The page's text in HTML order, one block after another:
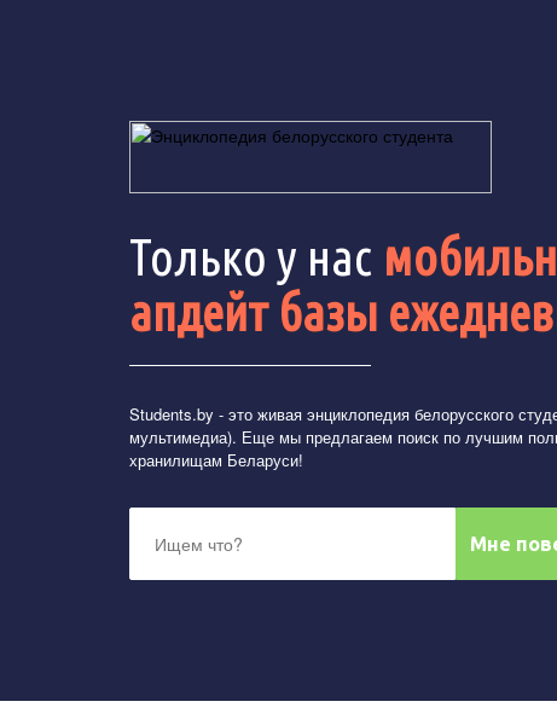
Только у нас
апдейт базы
Students.by - это живая энциклопедия белорусского
мультимедиа). Еще мы предлагаем поиск по лучшим
хранилищам Беларуси!